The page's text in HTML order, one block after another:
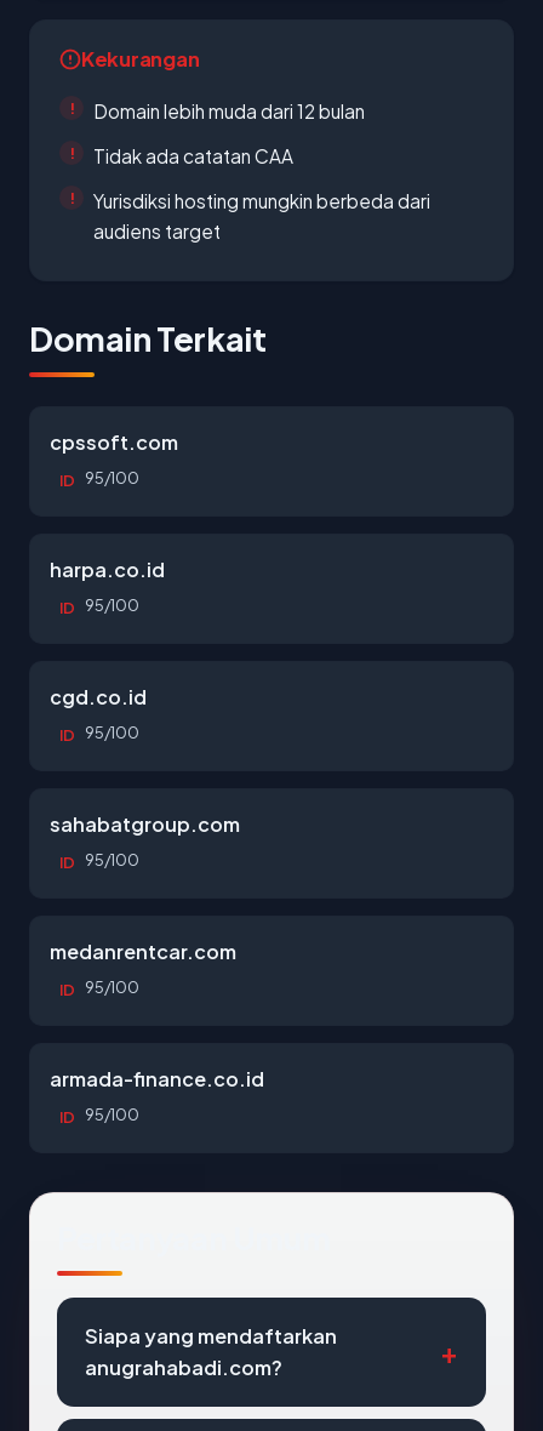
Kekurangan
Domain lebih muda dari 12 bulan
Tidak ada catatan CAA
Yurisdiksi hosting mungkin berbeda dari
audiens target
Domain Terkait
cpssoft.com
ID 95/100
harpa.co.id
ID 95/100
cgd.co.id
ID 95/100
sahabatgroup.com
ID 95/100
medanrentcar.com
ID 95/100
armada-finance.co.id
ID 95/100
Siapa yang mendaftarkan
anugrahabadi.com?